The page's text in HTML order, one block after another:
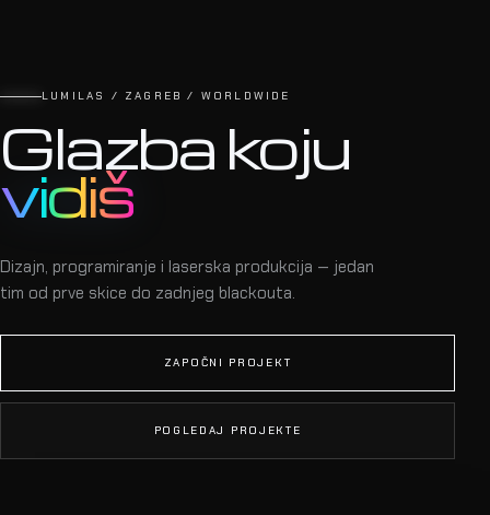
LUMILAS / ZAGREB / WORLDWIDE
Glazba koju
vidiš
Dizajn, programiranje i laserska produkcija — jedan
tim od prve skice do zadnjeg blackouta.
ZAPOČNI PROJEKT
POGLEDAJ PROJEKTE